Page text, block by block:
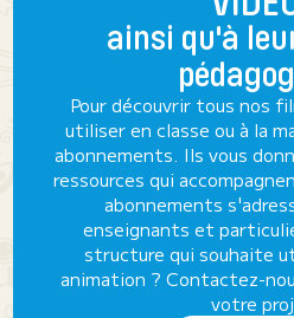
ainsi qu'à
Pour découvrir tous nos
utiliser en classe ou à la
abonnements. Ils vous
ressources qui
abonnements
enseignants et
structure qui souhaite
animation ? Contactez-
votre